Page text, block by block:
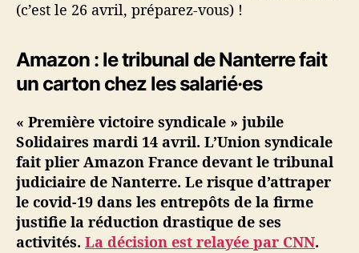
(c’est le 26 avril, préparez-vous) !
Amazon : le tribunal de Nanterre fait
un carton chez les salarié·es
« Première victoire syndicale » jubile
Solidaires mardi 14 avril. L’Union syndicale
fait plier Amazon France devant le tribunal
judiciaire de Nanterre. Le risque d’attraper
le covid-19 dans les entrepôts de la firme
justifie la réduction drastique de ses
activités. La décision est relayée par CNN.